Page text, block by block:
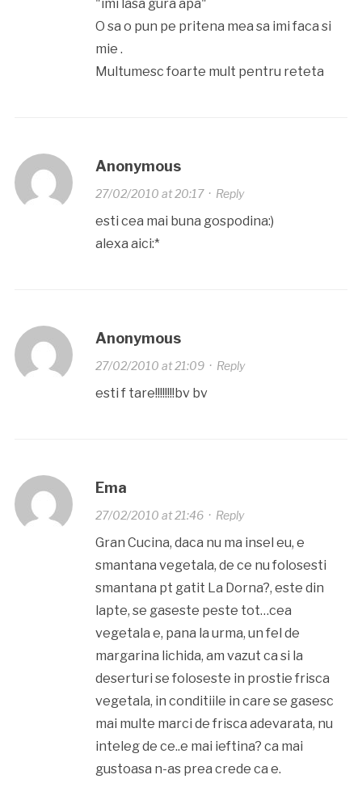
"imi lasa gura apa"
O sa o pun pe pritena mea sa imi faca si
mie .
Multumesc foarte mult pentru reteta
Anonymous
27/02/2010 at 20:17· Reply
esti cea mai buna gospodina:)
alexa aici:*
Anonymous
27/02/2010 at 21:09· Reply
esti f tare!!!!!!!!bv bv
Ema
27/02/2010 at 21:46· Reply
Gran Cucina, daca nu ma insel eu, e
smantana vegetala, de ce nu folosesti
smantana pt gatit La Dorna?, este din
lapte, se gaseste peste tot…cea
vegetala e, pana la urma, un fel de
margarina lichida, am vazut ca si la
deserturi se foloseste in prostie frisca
vegetala, in conditiile in care se gasesc
mai multe marci de frisca adevarata, nu
inteleg de ce..e mai ieftina? ca mai
gustoasa n-as prea crede ca e.